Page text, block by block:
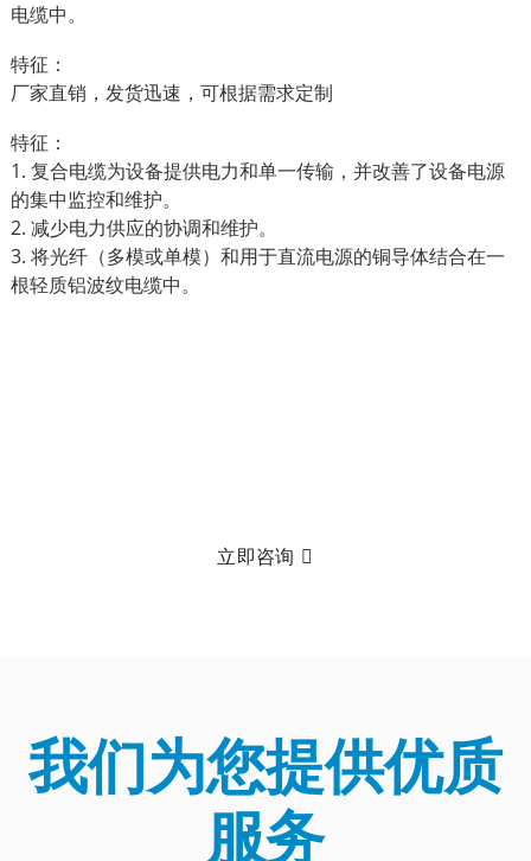
电缆中。
特征：
厂家直销，发货迅速，可根据需求定制
特征：
1. 复合电缆为设备提供电力和单一传输，并改善了设备电源
的集中监控和维护。
2. 减少电力供应的协调和维护。
3. 将光纤（多模或单模）和用于直流电源的铜导体结合在一
根轻质铝波纹电缆中。
立即咨询
我们为您提供优质
服务